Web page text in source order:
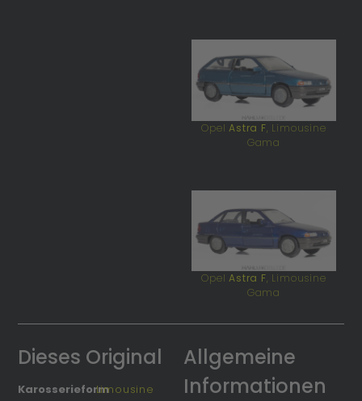
Opel Astra F, Limousine
Gama
Opel Astra F, Limousine
Gama
Dieses Original
KarosserieformLimousine
Allgemeine
Informationen